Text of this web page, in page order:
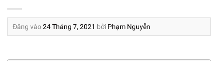
Đăng vào24 Tháng 7, 2021 bởi Phạm Nguyễn